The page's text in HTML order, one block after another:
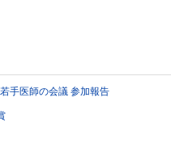
手医師の会議 参加報告